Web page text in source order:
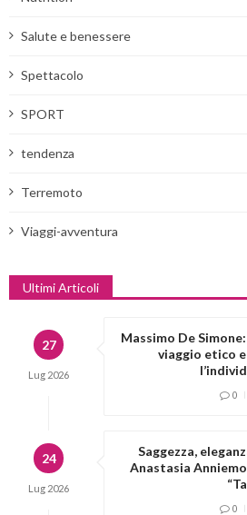
Salute e benessere
Spettacolo
SPORT
tendenza
Terremoto
Viaggi-avventura
Ultimi Articoli
27
Lug 2026
Massimo De
viaggio etico
0
24
Lug 2026
Saggezza,
Anastasia
0